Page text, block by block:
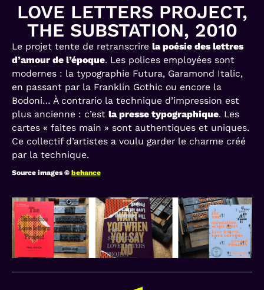
LOVE LETTERS PROJECT,
THE SUBSTATION, 2010
Le projet tente de retranscrire la poésie des lettres
d’amour de l’époque. Les polices employées sont
modernes : la typographie Futura, Garamond Italic,
en passant par la Franklin Gothic ou encore la
Bodoni… À contrario la technique d’impression est
plus ancienne : c’est la presse typographique. Les
cartes « faites main » sont authentiques et uniques.
Ce collectif d’artistes a voulu garder le charme créé
par la technique.
Source images © behance